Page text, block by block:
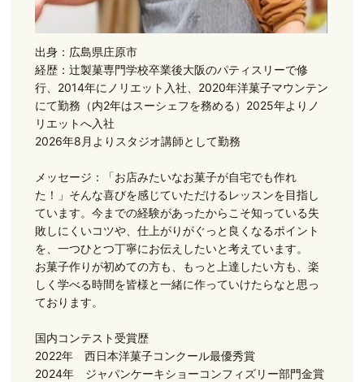
出身：広島県庄原市
経歴：辻製菓専門学校卒業後大阪のパティスリーで修
行、2014年にノリエット入社、2020年洋菓子マウンテン
にて勤務（内2年はスーシェフを務める）2025年よりノ
リエットへ入社
2026年8月よりスタジオ講師として勤務
メッセージ：「お店みたいなお菓子が自宅でも作れ
た！」そんな喜びを感じていただけるレッスンを目指し
ています。今までの経験があったからこそ知っている失
敗しにくいコツや、仕上がりがぐっと良くなるポイント
を、一つひとつ丁寧にお伝えしたいと考えています。
お菓子作りが初めての方も、もっと上達したい方も、楽
しく学べる時間を皆様と一緒に作っていけたらなと思っ
ております。
国内コンテスト受賞歴
2022年 西日本洋菓子コンクール最優秀賞
2024年 ジャパンケーキショーコンフィズリー部門金賞